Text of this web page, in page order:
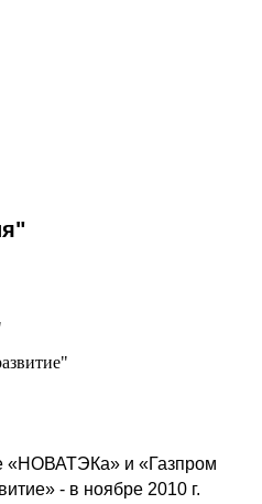
«НОВАТЭКа» и «Газпром
- в ноябре 2010 г.